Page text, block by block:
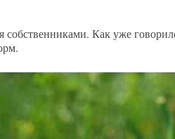
собственниками. Как уже